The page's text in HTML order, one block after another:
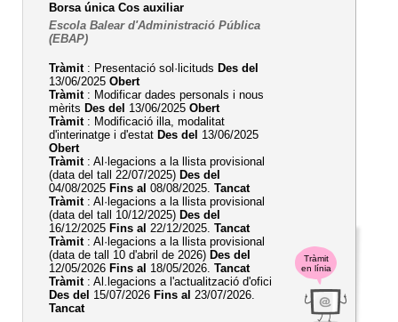
Tràmit
en línia
Borsa única Cos auxiliar
Escola Balear d'Administració Pública
(EBAP)
Tràmit: Presentació sol·licituds Des del
13/06/2025 Obert
Tràmit: Modificar dades personals i nous
mèrits Des del 13/06/2025 Obert
Tràmit: Modificació illa, modalitat
d'interinatge i d'estat Des del 13/06/2025
Obert
Tràmit: Al·legacions a la llista provisional
(data del tall 22/07/2025) Des del
04/08/2025 Fins al 08/08/2025. Tancat
Tràmit: Al·legacions a la llista provisional
(data del tall 10/12/2025) Des del
16/12/2025 Fins al 22/12/2025. Tancat
Tràmit: Al·legacions a la llista provisional
(data de tall 10 d'abril de 2026) Des del
12/05/2026 Fins al 18/05/2026. Tancat
Tràmit: Al.legacions a l'actualització d'ofici
Des del 15/07/2026 Fins al 23/07/2026.
Tancat